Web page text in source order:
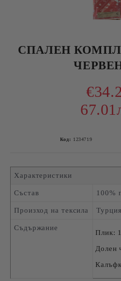
СПАЛЕН
Код: 1234719
Характеристики
Състав 100%
Произход на тексила Турция
Съдържание
Плик:
Долен